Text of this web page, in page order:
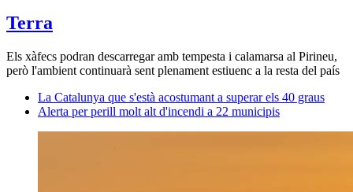
Terra
Els xàfecs podran descarregar amb tempesta i calamarsa al Pirineu,
però l'ambient continuarà sent plenament estiuenc a la resta del país
La Catalunya que s'està acostumant a superar els 40 graus
Alerta per perill molt alt d'incendi a 22 municipis